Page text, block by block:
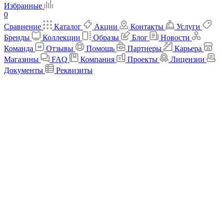
Избранные
0
Сравнение
Каталог Акции Контакты
Услуги
Бренды
Коллекции Образы Блог
Новости
Команда
Отзывы Помощь Партнеры
Карьера
Магазины
FAQ Компания Проекты
Лицензии
Документы
Реквизиты